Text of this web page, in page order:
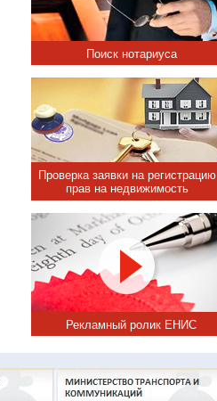
Поиск нотариуса
Проверка заявки на регистрацию
прав на недвижимость
Рекламный ролик ЕНИС